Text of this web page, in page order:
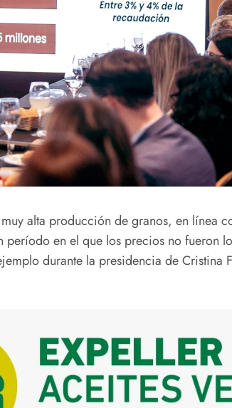
alta producción de granos, en línea
en el que los precios no fueron
durante la presidencia de Cristina